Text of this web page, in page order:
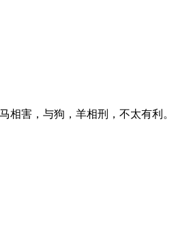
相害，与狗，羊相刑，不太有利。